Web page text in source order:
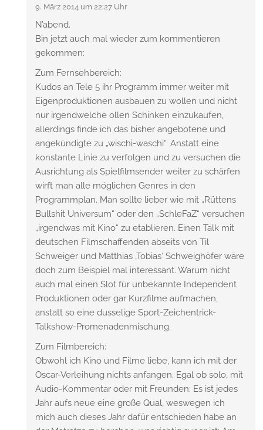
9. März 2014 um 22:27 Uhr
N’abend.
Bin jetzt auch mal wieder zum kommentieren
gekommen:
Zum Fernsehbereich:
Kudos an Tele 5 ihr Programm immer weiter mit
Eigenproduktionen ausbauen zu wollen und nicht
nur irgendwelche ollen Schinken einzukaufen,
allerdings finde ich das bisher angebotene und
angekündigte zu „wischi-waschi“. Anstatt eine
konstante Linie zu verfolgen und zu versuchen die
Ausrichtung als Spielfilmsender weiter zu schärfen
wirft man alle möglichen Genres in den
Programmplan. Man sollte lieber wie mit „Rüttens
Bullshit Universum“ oder den „SchleFaZ“ versuchen
„irgendwas mit Kino“ zu etablieren. Einen Talk mit
deutschen Filmschaffenden abseits von Til
Schweiger und Matthias ‚Tobias‘ Schweighöfer wäre
doch zum Beispiel mal interessant. Warum nicht
auch mal einen Slot für unbekannte Independent
Produktionen oder gar Kurzfilme aufmachen,
anstatt so eine dusselige Sport-Zeichentrick-
Talkshow-Promenadenmischung.
Zum Filmbereich:
Obwohl ich Kino und Filme liebe, kann ich mit der
Oscar-Verleihung nichts anfangen. Egal ob solo, mit
Audio-Kommentar oder mit Freunden: Es ist jedes
Jahr aufs neue eine große Qual, weswegen ich
mich auch dieses Jahr dafür entschieden habe an